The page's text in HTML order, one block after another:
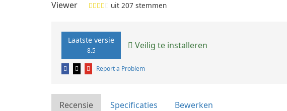
uit 207 stemmen
Laatste versie
8.5 Veilig te installeren
Report a Problem
Recensie Specificaties Bewerken